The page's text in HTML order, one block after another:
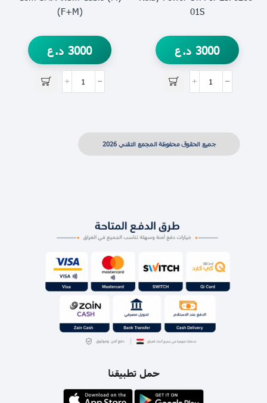
01S
3000 د.ع
(f+m)
3000 د.ع
جميع الحقوق محفوظة المجمع التقني 2026
حمل تطبيقنا